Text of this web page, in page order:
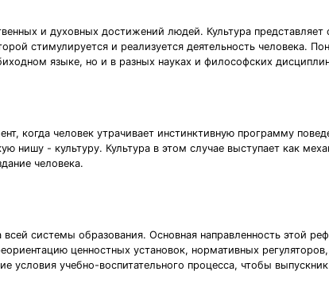
и духовных достижений людей. Культура
стимулируется и реализуется деятельность человека.
языке, но и в разных науках и философских
когда человек утрачивает инстинктивную программу
нишу - культуру. Культура в этом случае выступает как
человека.
системы образования. Основная направленность этой
ценностных установок, нормативных
условия учебно-воспитательного процесса, чтобы